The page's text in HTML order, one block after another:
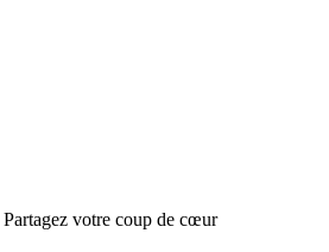
Partagez votre coup de cœur